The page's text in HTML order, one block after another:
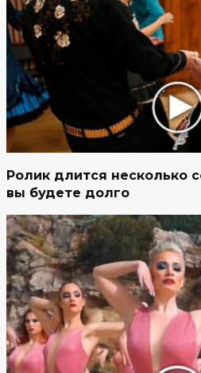
Ролик длится несколько
вы будете долго